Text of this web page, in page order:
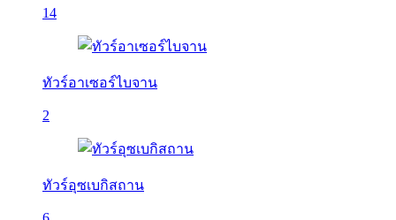
14
ทัวร์อาเซอร์ไบจาน
2
ทัวร์อุซเบกิสถาน